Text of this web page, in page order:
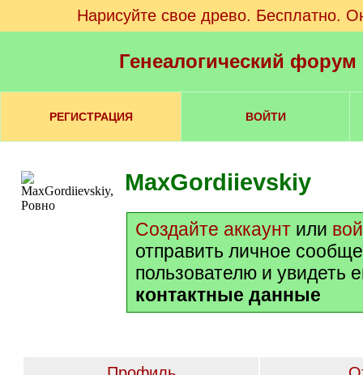
Нарисуйте свое древо. Бесплатно.
Генеалогический
РЕГИСТРАЦИЯ ВОЙТИ
MaxGordiievskiy
Создайте аккаунт или
отправить личное
пользователю и увидеть
контактные данные